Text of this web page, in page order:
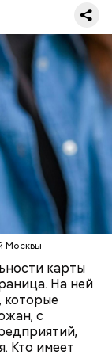
Москвы
карты
На ней
которые
с
Кто имеет
в следующих
магазины у
«Зеленого
именно дом
согласно
№ 9, что в
часто
«Мастером и